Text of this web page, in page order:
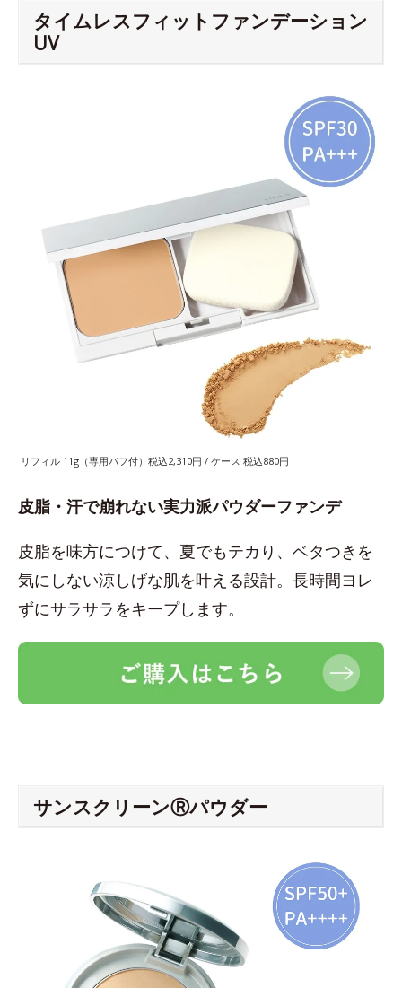
タイムレスフィットファンデーション
UV
リフィル 11g（専用パフ付）税込2,310円 / ケース 税込880円
皮脂・汗で崩れない実力派パウダーファンデ
皮脂を味方につけて、夏でもテカり、ベタつきを
気にしない涼しげな肌を叶える設計。長時間ヨレ
ずにサラサラをキープします。
サンスクリーンⓇパウダー